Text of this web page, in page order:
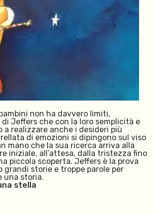
non ha davvero limiti,
Jeffers che con la loro semplicità e
a realizzare anche i desideri più
di emozioni si dipingono sul viso
mano che la sua ricerca arriva alla
iniziale, all’attesa, dalla tristezza fino
piccola scoperta. Jeffers è la prova
grandi storie e troppe parole per
una storia.
stella